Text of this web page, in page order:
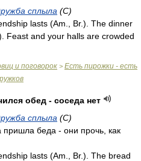
сплыла (С)
lasts (Am. Br.). The dinner
Feast and your halls are crowded
и поговорок > Есть пирожки - есть
обед - соседа нет
сплыла (С)
беда - они прочь, как
lasts (Am. Br.). The bread